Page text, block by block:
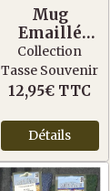
Mug
Emaillé
Omaha
Beach
Collection
Tasse Souvenir
12,95€ TTC
Détails